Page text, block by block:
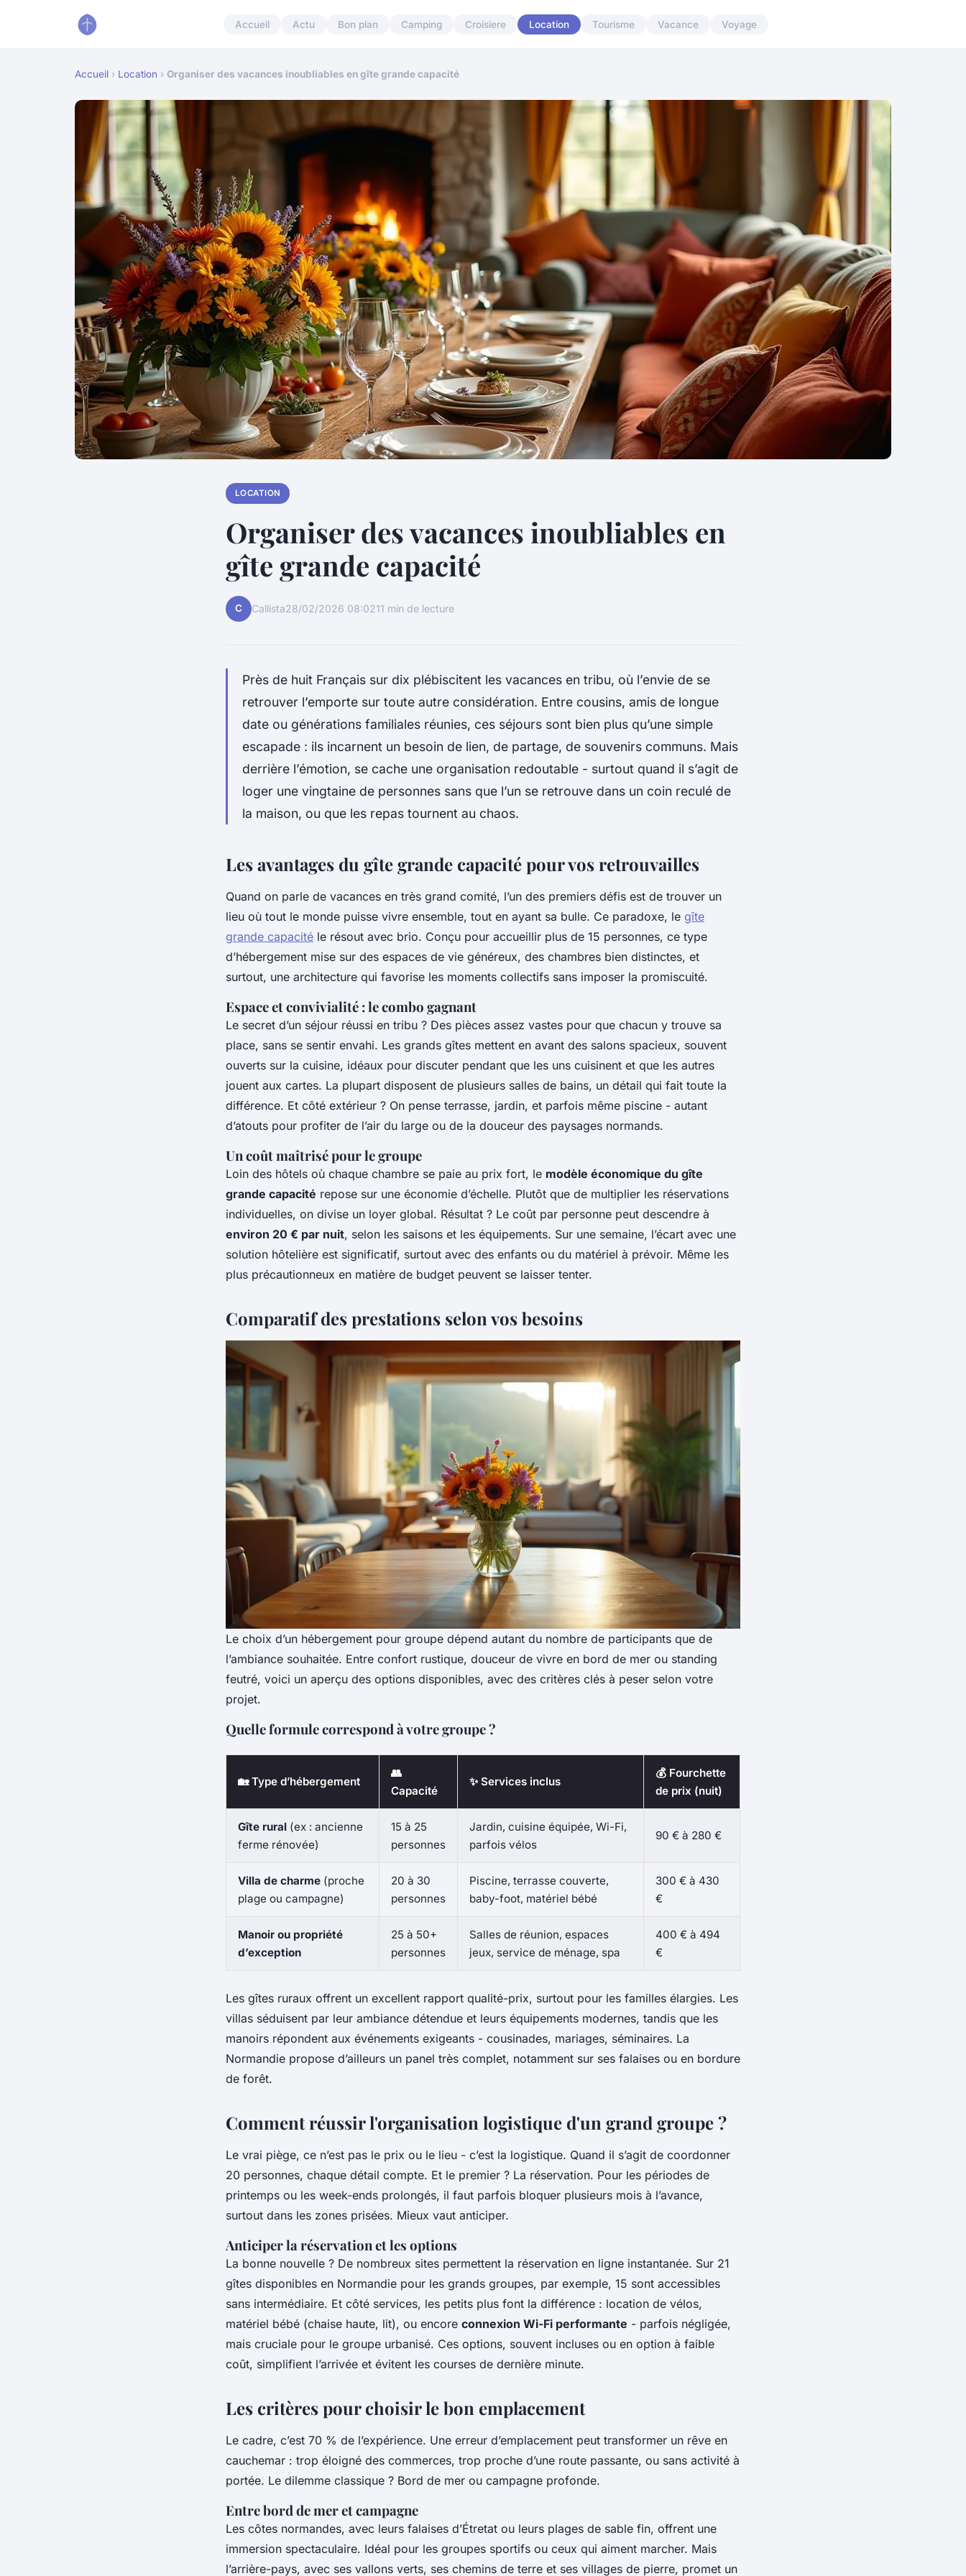
Accueil Actu Bon plan Camping Croisiere Location Tourisme Vacance Voyage
Accueil › Location › Organiser des vacances inoubliables en gîte grande capacité
LOCATION
Organiser des vacances inoubliables en
gîte grande capacité
C Callista28/02/2026 08:0211 min de lecture
Près de huit Français sur dix plébiscitent les vacances en tribu, où l’envie de se
retrouver l’emporte sur toute autre considération. Entre cousins, amis de longue
date ou générations familiales réunies, ces séjours sont bien plus qu’une simple
escapade : ils incarnent un besoin de lien, de partage, de souvenirs communs. Mais
derrière l’émotion, se cache une organisation redoutable - surtout quand il s’agit de
loger une vingtaine de personnes sans que l’un se retrouve dans un coin reculé de
la maison, ou que les repas tournent au chaos.
Les avantages du gîte grande capacité pour vos retrouvailles
Quand on parle de vacances en très grand comité, l’un des premiers défis est de trouver un
lieu où tout le monde puisse vivre ensemble, tout en ayant sa bulle. Ce paradoxe, le gîte
grande capacité le résout avec brio. Conçu pour accueillir plus de 15 personnes, ce type
d’hébergement mise sur des espaces de vie généreux, des chambres bien distinctes, et
surtout, une architecture qui favorise les moments collectifs sans imposer la promiscuité.
Espace et convivialité : le combo gagnant
Le secret d’un séjour réussi en tribu ? Des pièces assez vastes pour que chacun y trouve sa
place, sans se sentir envahi. Les grands gîtes mettent en avant des salons spacieux, souvent
ouverts sur la cuisine, idéaux pour discuter pendant que les uns cuisinent et que les autres
jouent aux cartes. La plupart disposent de plusieurs salles de bains, un détail qui fait toute la
différence. Et côté extérieur ? On pense terrasse, jardin, et parfois même piscine - autant
d’atouts pour profiter de l’air du large ou de la douceur des paysages normands.
Un coût maîtrisé pour le groupe
Loin des hôtels où chaque chambre se paie au prix fort, le modèle économique du gîte
grande capacité repose sur une économie d’échelle. Plutôt que de multiplier les réservations
individuelles, on divise un loyer global. Résultat ? Le coût par personne peut descendre à
environ 20 € par nuit, selon les saisons et les équipements. Sur une semaine, l’écart avec une
solution hôtelière est significatif, surtout avec des enfants ou du matériel à prévoir. Même les
plus précautionneux en matière de budget peuvent se laisser tenter.
Comparatif des prestations selon vos besoins
Le choix d’un hébergement pour groupe dépend autant du nombre de participants que de
l’ambiance souhaitée. Entre confort rustique, douceur de vivre en bord de mer ou standing
feutré, voici un aperçu des options disponibles, avec des critères clés à peser selon votre
projet.
Quelle formule correspond à votre groupe ?
🏡 Type d’hébergement
👥
Capacité
✨ Services inclus
💰 Fourchette
de prix (nuit)
Gîte rural (ex : ancienne
ferme rénovée)
15 à 25
personnes
Jardin, cuisine équipée, Wi-Fi,
parfois vélos
90 € à 280 €
Villa de charme (proche
plage ou campagne)
20 à 30
personnes
Piscine, terrasse couverte,
baby-foot, matériel bébé
300 € à 430
€
Manoir ou propriété
d’exception
25 à 50+
personnes
Salles de réunion, espaces
jeux, service de ménage, spa
400 € à 494
€
Les gîtes ruraux offrent un excellent rapport qualité-prix, surtout pour les familles élargies. Les
villas séduisent par leur ambiance détendue et leurs équipements modernes, tandis que les
manoirs répondent aux événements exigeants - cousinades, mariages, séminaires. La
Normandie propose d’ailleurs un panel très complet, notamment sur ses falaises ou en bordure
de forêt.
Comment réussir l'organisation logistique d'un grand groupe ?
Le vrai piège, ce n’est pas le prix ou le lieu - c’est la logistique. Quand il s’agit de coordonner
20 personnes, chaque détail compte. Et le premier ? La réservation. Pour les périodes de
printemps ou les week-ends prolongés, il faut parfois bloquer plusieurs mois à l’avance,
surtout dans les zones prisées. Mieux vaut anticiper.
Anticiper la réservation et les options
La bonne nouvelle ? De nombreux sites permettent la réservation en ligne instantanée. Sur 21
gîtes disponibles en Normandie pour les grands groupes, par exemple, 15 sont accessibles
sans intermédiaire. Et côté services, les petits plus font la différence : location de vélos,
matériel bébé (chaise haute, lit), ou encore connexion Wi-Fi performante - parfois négligée,
mais cruciale pour le groupe urbanisé. Ces options, souvent incluses ou en option à faible
coût, simplifient l’arrivée et évitent les courses de dernière minute.
Les critères pour choisir le bon emplacement
Le cadre, c’est 70 % de l’expérience. Une erreur d’emplacement peut transformer un rêve en
cauchemar : trop éloigné des commerces, trop proche d’une route passante, ou sans activité à
portée. Le dilemme classique ? Bord de mer ou campagne profonde.
Entre bord de mer et campagne
Les côtes normandes, avec leurs falaises d’Étretat ou leurs plages de sable fin, offrent une
immersion spectaculaire. Idéal pour les groupes sportifs ou ceux qui aiment marcher. Mais
l’arrière-pays, avec ses vallons verts, ses chemins de terre et ses villages de pierre, promet un